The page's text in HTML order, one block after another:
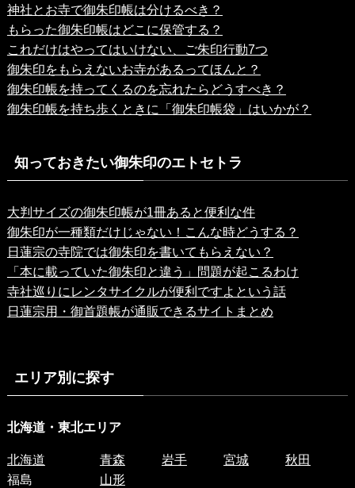
神社とお寺で御朱印帳は分けるべき？
もらった御朱印帳はどこに保管する？
これだけはやってはいけない、ご朱印行動7つ
御朱印をもらえないお寺があるってほんと？
御朱印帳を持ってくるのを忘れたらどうすべき？
御朱印帳を持ち歩くときに「御朱印帳袋」はいかが？
知っておきたい御朱印のエトセトラ
大判サイズの御朱印帳が1冊あると便利な件
御朱印が一種類だけじゃない！こんな時どうする？
日蓮宗の寺院では御朱印を書いてもらえない？
「本に載っていた御朱印と違う」問題が起こるわけ
寺社巡りにレンタサイクルが便利ですよという話
日蓮宗用・御首題帳が通販できるサイトまとめ
エリア別に探す
北海道・東北エリア
北海道 青森 岩手 宮城
秋田
福島
山形